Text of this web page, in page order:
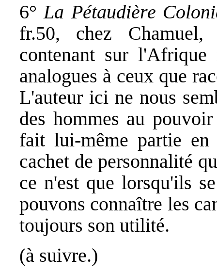
6°La Pétaudière
fr.50, chez
contenant sur
analogues à ceux que
L'auteur ici ne nous
des hommes au
fait lui-même partie
cachet de personnalité
ce n'est que lorsqu'ils
pouvons connaître les
toujours son utilité.
(à suivre.)